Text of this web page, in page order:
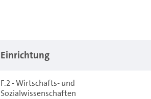
Einrichtung
F.2 - Wirtschafts- und
Sozialwissenschaften